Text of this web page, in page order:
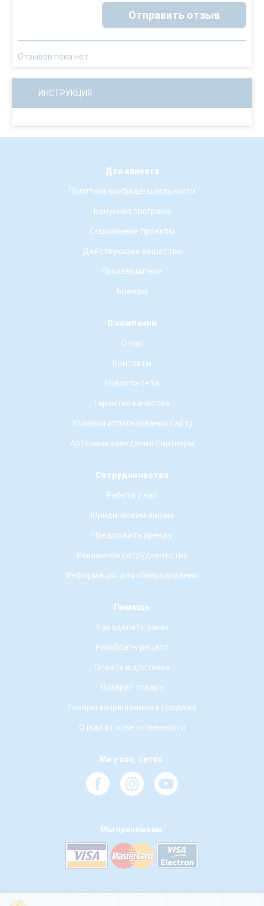
Отправить отзыв
Отзывов пока нет
ИНСТРУКЦИЯ
Для клиента
Политика конфиденциальности
Бонусная програма
Социальные проекты
Действующее вещество
Производители
Бренды
О компании
О нас
Контакты
Новости сети
Гарантия качества
Условия использования сайту
Аптечные заведения-партнеры
Сотрудничество
Работа у нас
Юридическим лицам
Предложить аренду
Рекламное сотруднечество
Информация для обнародования
Помощь
Как зделать заказ
Разобрать рецепт
Оплата и доставка
Возврат товара
Товары запрещенные к продаже
Отказ от ответственности
Ми у соц. сетях:
Мы принимаем: